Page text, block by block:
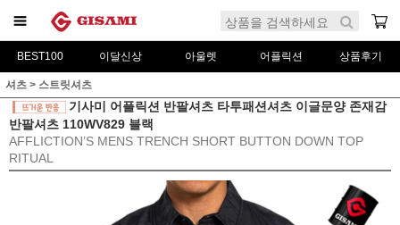
BEST100 이달신상 아울렛 어플릭션 상품후기
셔츠 > 스트릿셔츠
기사미 어플릭션 반팔셔츠 타투패션셔츠 이글문양 존재감
반팔셔츠 110WV829 블랙
AFFLICTION’S MENS TRENCH SHORT BUTTON DOWN TOP
RITUAL